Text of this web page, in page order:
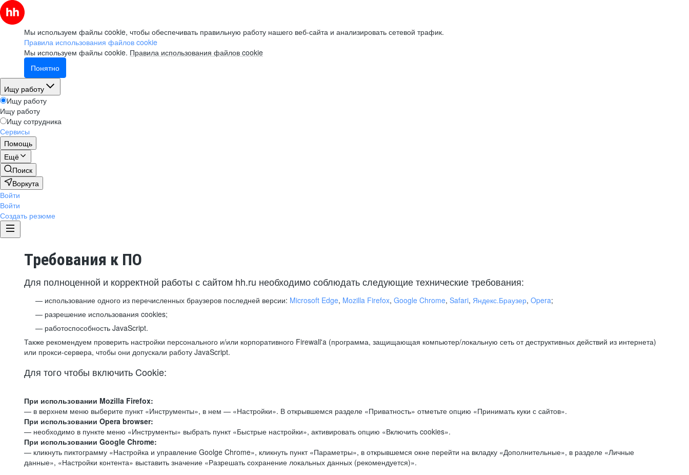
Мы используем файлы cookie, чтобы обеспечивать правильную работу нашего веб-сайта и анализировать сетевой трафик.
Правила использования файлов cookie
Мы используем файлы cookie. Правила использования файлов cookie
Понятно
Ищу работу
Ищу работу
Ищу работу
Ищу сотрудника
Сервисы
Помощь
Ещё
Поиск
Воркута
Войти
Войти
Создать резюме
Требования к ПО
Для полноценной и корректной работы с сайтом hh.ru необходимо соблюдать следующие технические требования:
использование одного из перечисленных браузеров последней версии: Microsoft Edge, Mozilla Firefox, Google Chrome, Safari, Яндекс.Браузер, Opera;
разрешение использования cookies;
работоспособность JavaScript.
Также рекомендуем проверить настройки персонального и/или корпоративного Firewall'a (программа, защищающая компьютер/локальную сеть от деструктивных действий из интернета)
или прокси-сервера, чтобы они допускали работу JavaScript.
Для того чтобы включить Cookie:
При использовании Mozilla Firefox:
— в верхнем меню выберите пункт «Инструменты», в нем — «Настройки». В открывшемся разделе «Приватность» отметьте опцию «Принимать куки с сайтов».
При использовании Opera browser:
— необходимо в пункте меню «Инструменты» выбрать пункт «Быстрые настройки», активировать опцию «Включить cookies».
При использовании Google Chrome:
— кликнуть пиктограмму «Настройка и управление Goolge Chrome», кликнуть пункт «Параметры», в открывшемся окне перейти на вкладку «Дополнительные», в разделе «Личные
данные», «Настройки контента» выставить значение «Разрешать сохранение локальных данных (рекомендуется)».